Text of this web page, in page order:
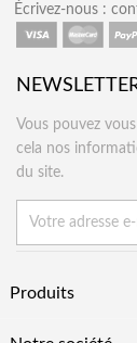
Écrivez-nous :
Vous pouvez
cela nos
du site.
Produits